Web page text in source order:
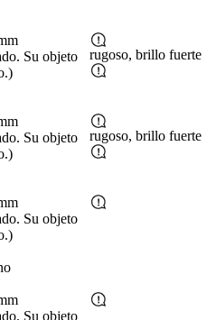
Su objeto
rugoso, brillo fuerte
Su objeto
rugoso, brillo fuerte
Su objeto
Su objeto